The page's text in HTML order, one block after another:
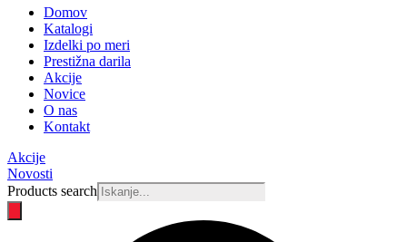
Domov
Katalogi
Izdelki po meri
Prestižna darila
Akcije
Novice
O nas
Kontakt
Akcije
Novosti
Products search